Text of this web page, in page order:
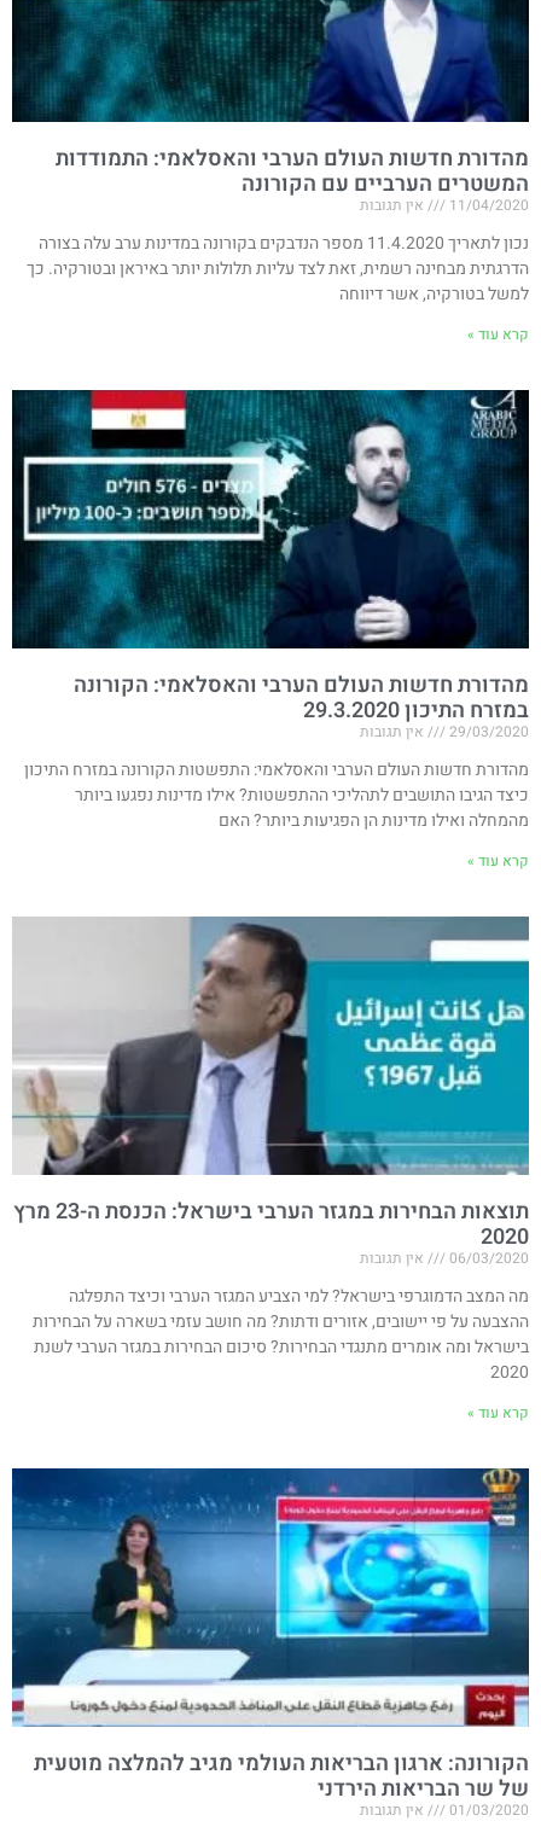
מהדורת חדשות העולם הערבי והאסלאמי: התמודדות
המשטרים הערביים עם הקורונה
11/04/2020 אין תגובות
נכון לתאריך 11.4.2020 מספר הנדבקים בקורונה במדינות ערב עלה בצורה
הדרגתית מבחינה רשמית, זאת לצד עליות תלולות יותר באיראן ובטורקיה. כך
למשל בטורקיה, אשר דיווחה
קרא עוד »
מהדורת חדשות העולם הערבי והאסלאמי: הקורונה
במזרח התיכון 29.3.2020
29/03/2020 אין תגובות
מהדורת חדשות העולם הערבי והאסלאמי: התפשטות הקורונה במזרח התיכון
כיצד הגיבו התושבים לתהליכי ההתפשטות? אילו מדינות נפגעו ביותר
מהמחלה ואילו מדינות הן הפגיעות ביותר? האם
קרא עוד »
תוצאות הבחירות במגזר הערבי בישראל: הכנסת ה-23 מרץ
2020
06/03/2020 אין תגובות
מה המצב הדמוגרפי בישראל? למי הצביע המגזר הערבי וכיצד התפלגה
ההצבעה על פי יישובים, אזורים ודתות? מה חושב עזמי בשארה על הבחירות
בישראל ומה אומרים מתנגדי הבחירות? סיכום הבחירות במגזר הערבי לשנת
2020
קרא עוד »
הקורונה: ארגון הבריאות העולמי מגיב להמלצה מוטעית
של שר הבריאות הירדני
01/03/2020 אין תגובות